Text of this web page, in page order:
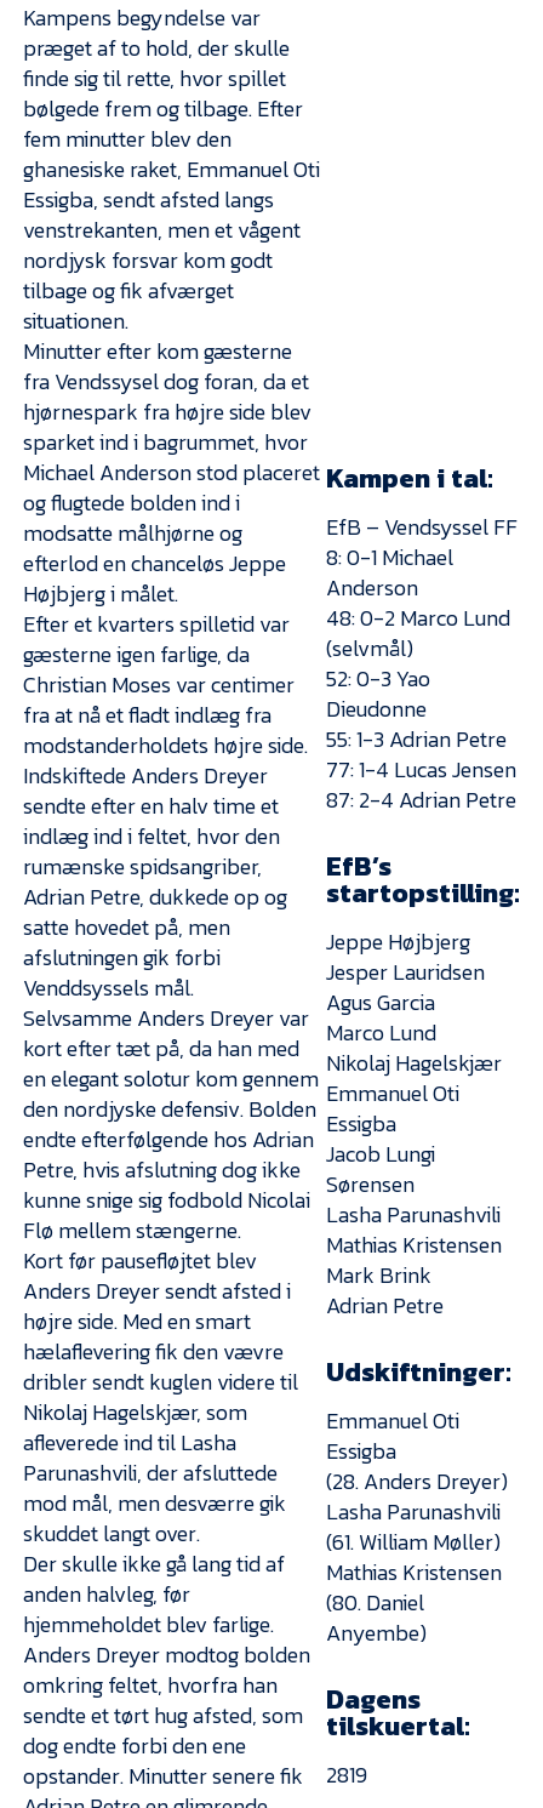
Kampens begyndelse var
præget af to hold, der skulle
finde sig til rette, hvor spillet
bølgede frem og tilbage. Efter
fem minutter blev den
ghanesiske raket, Emmanuel Oti
Essigba, sendt afsted langs
venstrekanten, men et vågent
nordjysk forsvar kom godt
tilbage og fik afværget
situationen.
Minutter efter kom gæsterne
fra Vendssysel dog foran, da et
hjørnespark fra højre side blev
sparket ind i bagrummet, hvor
Michael Anderson stod placeret
og flugtede bolden ind i
modsatte målhjørne og
efterlod en chanceløs Jeppe
Højbjerg i målet.
Efter et kvarters spilletid var
gæsterne igen farlige, da
Christian Moses var centimer
fra at nå et fladt indlæg fra
modstanderholdets højre side.
Indskiftede Anders Dreyer
sendte efter en halv time et
indlæg ind i feltet, hvor den
rumænske spidsangriber,
Adrian Petre, dukkede op og
satte hovedet på, men
afslutningen gik forbi
Venddsyssels mål.
Selvsamme Anders Dreyer var
kort efter tæt på, da han med
en elegant solotur kom gennem
den nordjyske defensiv. Bolden
endte efterfølgende hos Adrian
Petre, hvis afslutning dog ikke
kunne snige sig fodbold Nicolai
Flø mellem stængerne.
Kort før pausefløjtet blev
Anders Dreyer sendt afsted i
højre side. Med en smart
hælaflevering fik den vævre
dribler sendt kuglen videre til
Nikolaj Hagelskjær, som
afleverede ind til Lasha
Parunashvili, der afsluttede
mod mål, men desværre gik
skuddet langt over.
Der skulle ikke gå lang tid af
anden halvleg, før
hjemmeholdet blev farlige.
Anders Dreyer modtog bolden
omkring feltet, hvorfra han
sendte et tørt hug afsted, som
dog endte forbi den ene
opstander. Minutter senere fik
Kampen i tal:
EfB – Vendsyssel FF
8: 0-1 Michael
Anderson
48: 0-2 Marco Lund
(selvmål)
52: 0-3 Yao
Dieudonne
55: 1-3 Adrian Petre
77: 1-4 Lucas Jensen
87: 2-4 Adrian Petre
EfB’s
startopstilling:
Jeppe Højbjerg
Jesper Lauridsen
Agus Garcia
Marco Lund
Nikolaj Hagelskjær
Emmanuel Oti
Essigba
Jacob Lungi
Sørensen
Lasha Parunashvili
Mathias Kristensen
Mark Brink
Adrian Petre
Udskiftninger:
Emmanuel Oti
Essigba
(28. Anders Dreyer)
Lasha Parunashvili
(61. William Møller)
Mathias Kristensen
(80. Daniel
Anyembe)
Dagens
tilskuertal:
2819